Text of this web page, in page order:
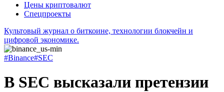
Цены криптовалют
Спецпроекты
Культовый журнал о биткоине, технологии блокчейн и
цифровой экономике.
#Binance#SEC
В SEC высказали претензии